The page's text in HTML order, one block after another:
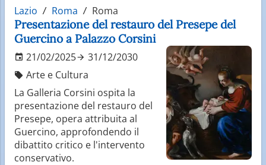
Lazio Roma Roma
Presentazione del restauro del Presepe del
Guercino a Palazzo Corsini
21/02/2025
31/12/2030
Arte e Cultura
La Galleria Corsini ospita la
presentazione del restauro del
Presepe, opera attribuita al
Guercino, approfondendo il
dibattito critico e l'intervento
conservativo.